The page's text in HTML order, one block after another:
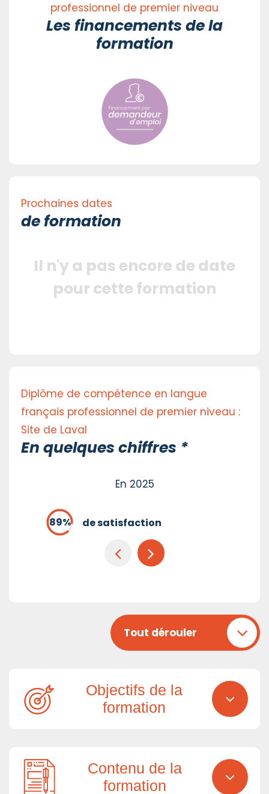
professionnel de premier niveau
Les financements de la
formation
Prochaines dates
de formation
Il n'y a pas encore de date
pour cette formation
Diplôme de compétence en langue
français professionnel de premier niveau :
Site de Laval
En quelques chiffres *
En 2025
de satisfaction
Tout dérouler
Objectifs de la
formation
Contenu de la
formation